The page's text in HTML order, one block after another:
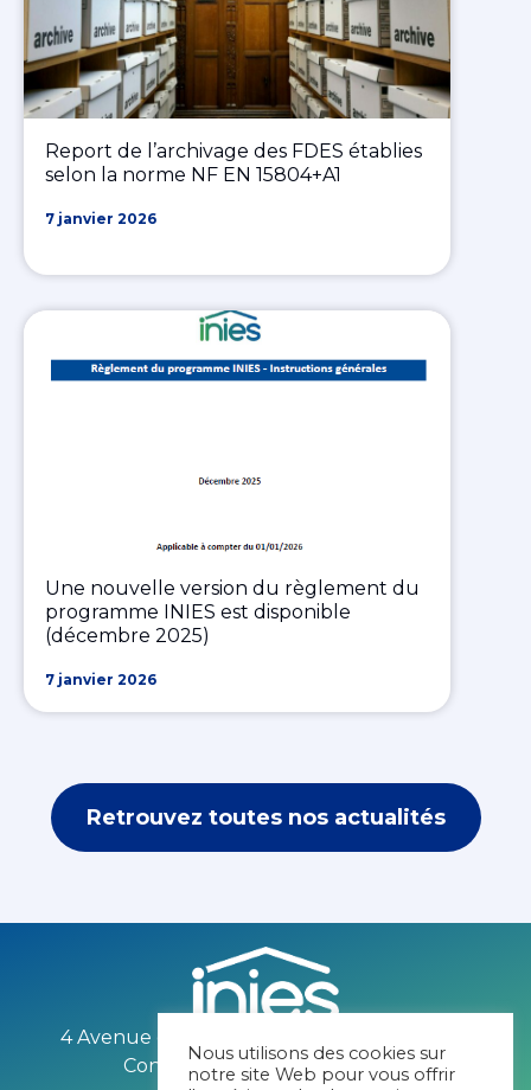
Report de l’archivage des FDES établies
selon la norme NF EN 15804+A1
7 janvier 2026
Une nouvelle version du règlement du
programme INIES est disponible
(décembre 2025)
7 janvier 2026
Retrouvez toutes nos actualités
4 Avenue du recteur Poincaré 75016 PARIS
Contact mail :contact@inies.fr
Nous utilisons des cookies sur
notre site Web pour vous offrir